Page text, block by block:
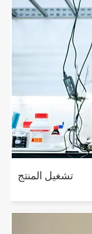
تشغيل المنتج